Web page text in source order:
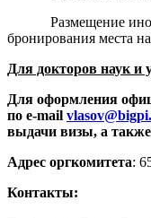
Размещение
бронирования места
Для докторов наук и
Для оформления
по e-mail
выдачи визы, а
Адрес оргкомитета:
Контакты: